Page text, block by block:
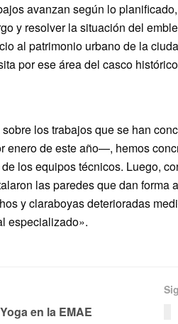
avanzan según lo
y resolver la situación del
al patrimonio urbano de la
por ese área del casco
los trabajos que se han
de este año—, hemos
los equipos técnicos. Luego,
las paredes que dan forma
y claraboyas deterioradas
especializado».
en la EMAE